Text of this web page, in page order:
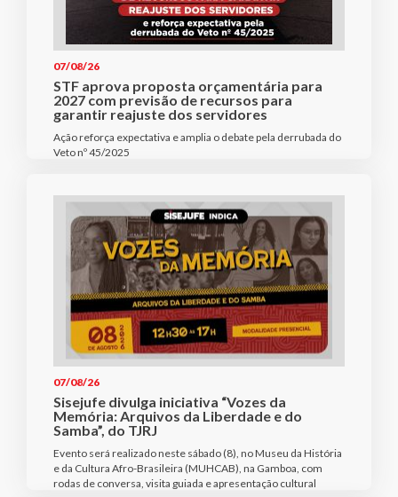
07/08/26
STF aprova proposta orçamentária para
2027 com previsão de recursos para
garantir reajuste dos servidores
Ação reforça expectativa e amplia o debate pela derrubada do
Veto nº 45/2025
07/08/26
Sisejufe divulga iniciativa “Vozes da
Memória: Arquivos da Liberdade e do
Samba”, do TJRJ
Evento será realizado neste sábado (8), no Museu da História
e da Cultura Afro-Brasileira (MUHCAB), na Gamboa, com
rodas de conversa, visita guiada e apresentação cultural